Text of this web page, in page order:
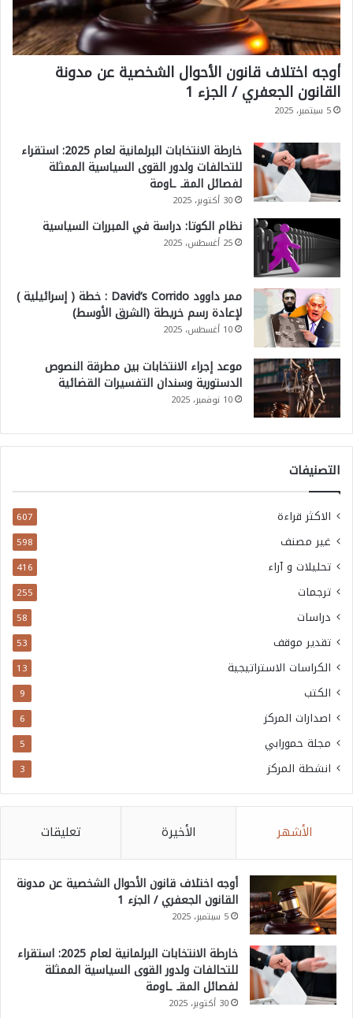
أوجه اختلاف قانون الأحوال الشخصية عن مدونة
القانون الجعفري / الجزء 1
5 سبتمبر، 2025
خارطة الانتخابات البرلمانية لعام 2025: استقراء
للتحالفات ولدور القوى السياسية الممثلة
لفصائل المقـ ـاومة
30 أكتوبر، 2025
نظام الكوتا: دراسة في المبررات السياسية
25 أغسطس، 2025
ممر داوود David’s Corrido : خطة ( إسرائيلية )
لإعادة رسم خريطة (الشرق الأوسط)
10 أغسطس، 2025
موعد إجراء الانتخابات بين مطرقة النصوص
الدستورية وسندان التفسيرات القضائية
10 نوفمبر، 2025
التصنيفات
الاكثر قراءة 607
غير مصنف 598
تحليلات و آراء 416
ترجمات 255
دراسات 58
تقدير موقف 53
الكراسات الاستراتيجية 13
الكتب 9
اصدارات المركز 6
مجلة حمورابي 5
انشطة المركز 3
الأشهر الأخيرة تعليقات
أوجه اختلاف قانون الأحوال الشخصية عن مدونة
القانون الجعفري / الجزء 1
5 سبتمبر، 2025
خارطة الانتخابات البرلمانية لعام 2025: استقراء
للتحالفات ولدور القوى السياسية الممثلة
لفصائل المقـ ـاومة
30 أكتوبر، 2025